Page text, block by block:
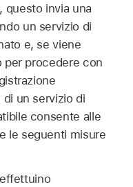
questo invia una
un servizio di
e, se viene
per procedere con
un servizio di
consente alle
le seguenti misure